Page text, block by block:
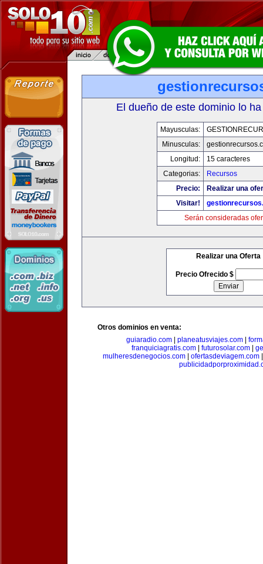
El dueño de este dominio lo
Mayusculas:
Minusculas:
Longitud:
15 caracteres
Categorias:
Recursos
Precio:
Realizar una
Visitar!
Serán consideradas
Realizar una Oferta
Precio Ofrecido $
Otros dominios en venta:
guiaradio.com
planeatusviajes.com
franquiciagratis.com
futurosolar.com
mulheresdenegocios.com
ofertasdeviagem.com